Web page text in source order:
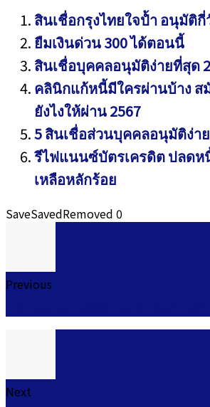
สินเชื่อกรุงไทยใจป้ำ อนุมัติกี่
ยืมเงินด่วน 300 ได้ตอนนี้
สินเชื่อบุคคลอนุมัติง่ายที่สุด
คลินิกแก้หนี้มีใครผ่านบ้าง
ยังไงให้ผ่าน 2567
5 สินเชื่อส่วนบุคคลอนุมัติง่า
รีไฟแนนซ์บัตรเครดิต ปลด
เหลือหลักร้อย
SaveSavedRemoved 0
Previous
Next